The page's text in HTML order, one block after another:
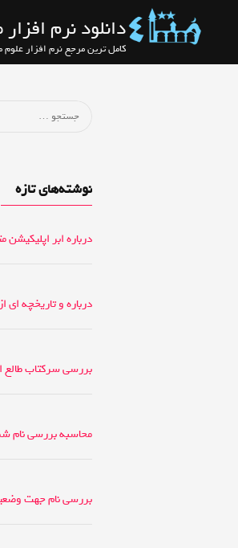
دانلود نرم
کامل ترین مرجع نرم افزار علوم
جستجو
نوشته‌های تازه
درباره ابر اپلیکیشن متا
درباره و تاریخچه ای از
بررسی سرکتاب طالع
محاسبه بررسی نام
بررسی نام جهت